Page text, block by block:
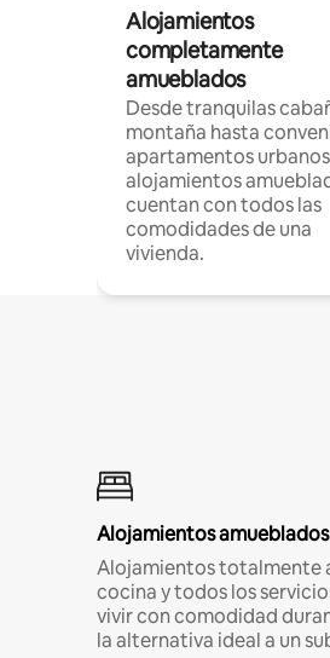
Alojamientos
completamente
amueblados
Desde tranquilas
montaña hasta
apartamentos
alojamientos
cuentan con todos las
comodidades de una
vivienda.
Alojamientos amueblados
Alojamientos totalmente
cocina y todos los
vivir con comodidad
la alternativa ideal a un